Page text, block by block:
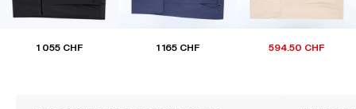
1 055 CHF 1 165 CHF 594.50 CHF